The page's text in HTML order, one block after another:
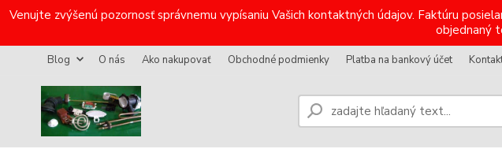
Venujte zvýšenú pozornosť správnemu vypísaniu Vašich kontaktných údajov. Faktúru
objednaný
Blog O nás Ako nakupovať Obchodné podmienky Platba na bankový účet